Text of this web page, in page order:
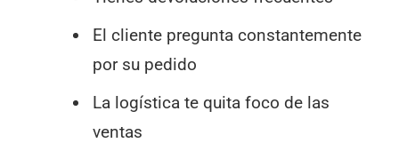
El cliente pregunta constantemente
por su pedido
La logística te quita foco de las
ventas